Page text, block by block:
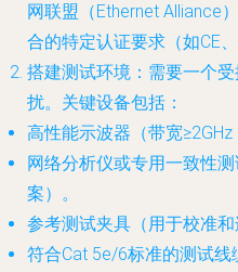
网联盟（Ethernet Alliance
合的特定认证要求（如CE、
搭建测试环境 ：需要一个
扰。关键设备包括：
高性能示波器（带宽≥2GHz
网络分析仪或专用一致性
案）。
参考测试夹具（用于校准和
符合Cat 5e/6标准的测试线